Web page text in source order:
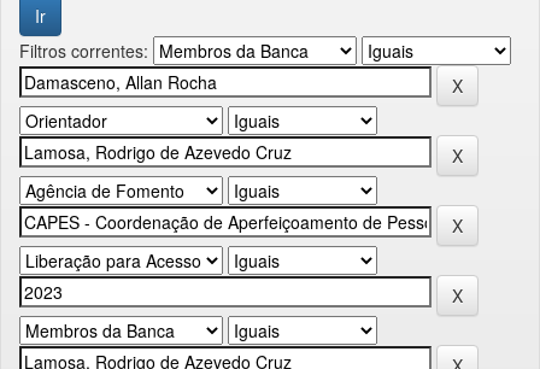
Filtros correntes: